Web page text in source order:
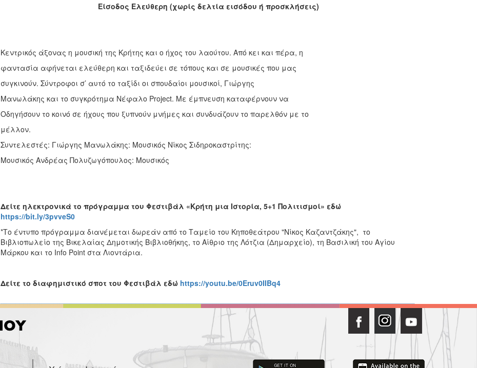
Είσοδος Ελεύθερη (χωρίς δελτία εισόδου ή προσκλήσεις)
Κεντρικός άξονας η μουσική της Κρήτης και ο ήχος του λαούτου. Από κει και πέρα, η
φαντασία αφήνεται ελεύθερη και ταξιδεύει σε τόπους και σε μουσικές που μας
συγκινούν. Σύντροφοι σ’ αυτό το ταξίδι οι σπουδαίοι μουσικοί, Γιώργης
Μανωλάκης και το συγκρότημα Νέφαλο Project. Με έμπνευση καταφέρνουν να
Οδηγήσουν το κοινό σε ήχους που ξυπνούν μνήμες και συνδυάζουν το παρελθόν με το
μέλλον.
Συντελεστές: Γιώργης Μανωλάκης: Μουσικός Νίκος Σιδηροκαστρίτης:
Μουσικός Ανδρέας Πολυζωγόπουλος: Μουσικός
Δείτε ηλεκτρονικά το πρόγραμμα του Φεστιβάλ «Κρήτη μια Ιστορία, 5+1 Πολιτισμοί» εδώ
https://bit.ly/3pvveS0
*Το έντυπο πρόγραμμα διανέμεται δωρεάν από το Ταμείο του Κηποθεάτρου "Νίκος Καζαντζάκης", το
Βιβλιοπωλείο της Βικελαίας Δημοτικής Βιβλιοθήκης, το Αίθριο της Λότζια (Δημαρχείο), τη Βασιλική του Αγίου
Μάρκου και το Info Point στα Λιοντάρια.
Δείτε το διαφημιστικό σποτ του Φεστιβάλ εδώ https://youtu.be/0Eruv0IIBq4